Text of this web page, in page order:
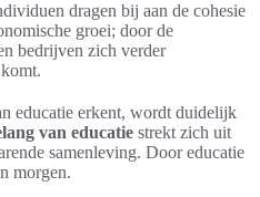
dragen bij aan de cohesie
groei; door de
bedrijven zich verder
educatie erkent, wordt duidelijk
van educatie strekt zich uit
samenleving. Door educatie
morgen.